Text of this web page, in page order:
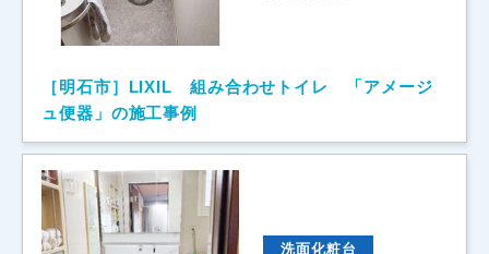
［明石市］LIXIL 組み合わせトイレ 「アメージ
ュ便器」の施工事例
洗面化粧台